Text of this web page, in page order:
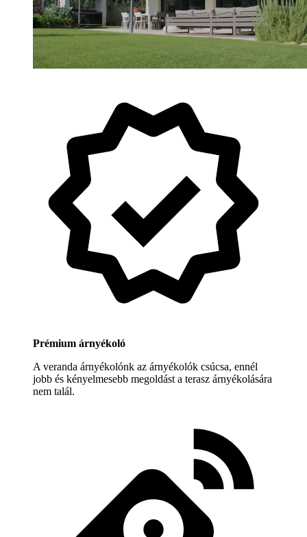
Prémium árnyékoló
A veranda árnyékolónk az árnyékolók csúcsa, ennél
jobb és kényelmesebb megoldást a terasz árnyékolására
nem talál.